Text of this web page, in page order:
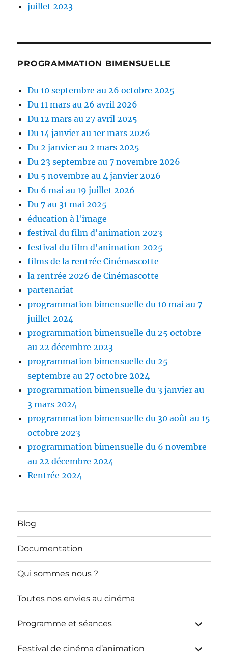
juillet 2023
PROGRAMMATION BIMENSUELLE
Du 10 septembre au 26 octobre 2025
Du 11 mars au 26 avril 2026
Du 12 mars au 27 avril 2025
Du 14 janvier au 1er mars 2026
Du 2 janvier au 2 mars 2025
Du 23 septembre au 7 novembre 2026
Du 5 novembre au 4 janvier 2026
Du 6 mai au 19 juillet 2026
Du 7 au 31 mai 2025
éducation à l'image
festival du film d'animation 2023
festival du film d'animation 2025
films de la rentrée Cinémascotte
la rentrée 2026 de Cinémascotte
partenariat
programmation bimensuelle du 10 mai au 7
juillet 2024
programmation bimensuelle du 25 octobre
au 22 décembre 2023
programmation bimensuelle du 25
septembre au 27 octobre 2024
programmation bimensuelle du 3 janvier au
3 mars 2024
programmation bimensuelle du 30 août au 15
octobre 2023
programmation bimensuelle du 6 novembre
au 22 décembre 2024
Rentrée 2024
Blog
Documentation
Qui sommes nous ?
Toutes nos envies au cinéma
Programme et séances
ouvrir
le
sous-
menu
Festival de cinéma d’animation
ouvrir
le
sous-